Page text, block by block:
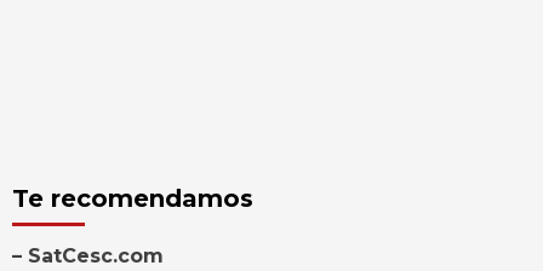
Te recomendamos
– SatCesc.com